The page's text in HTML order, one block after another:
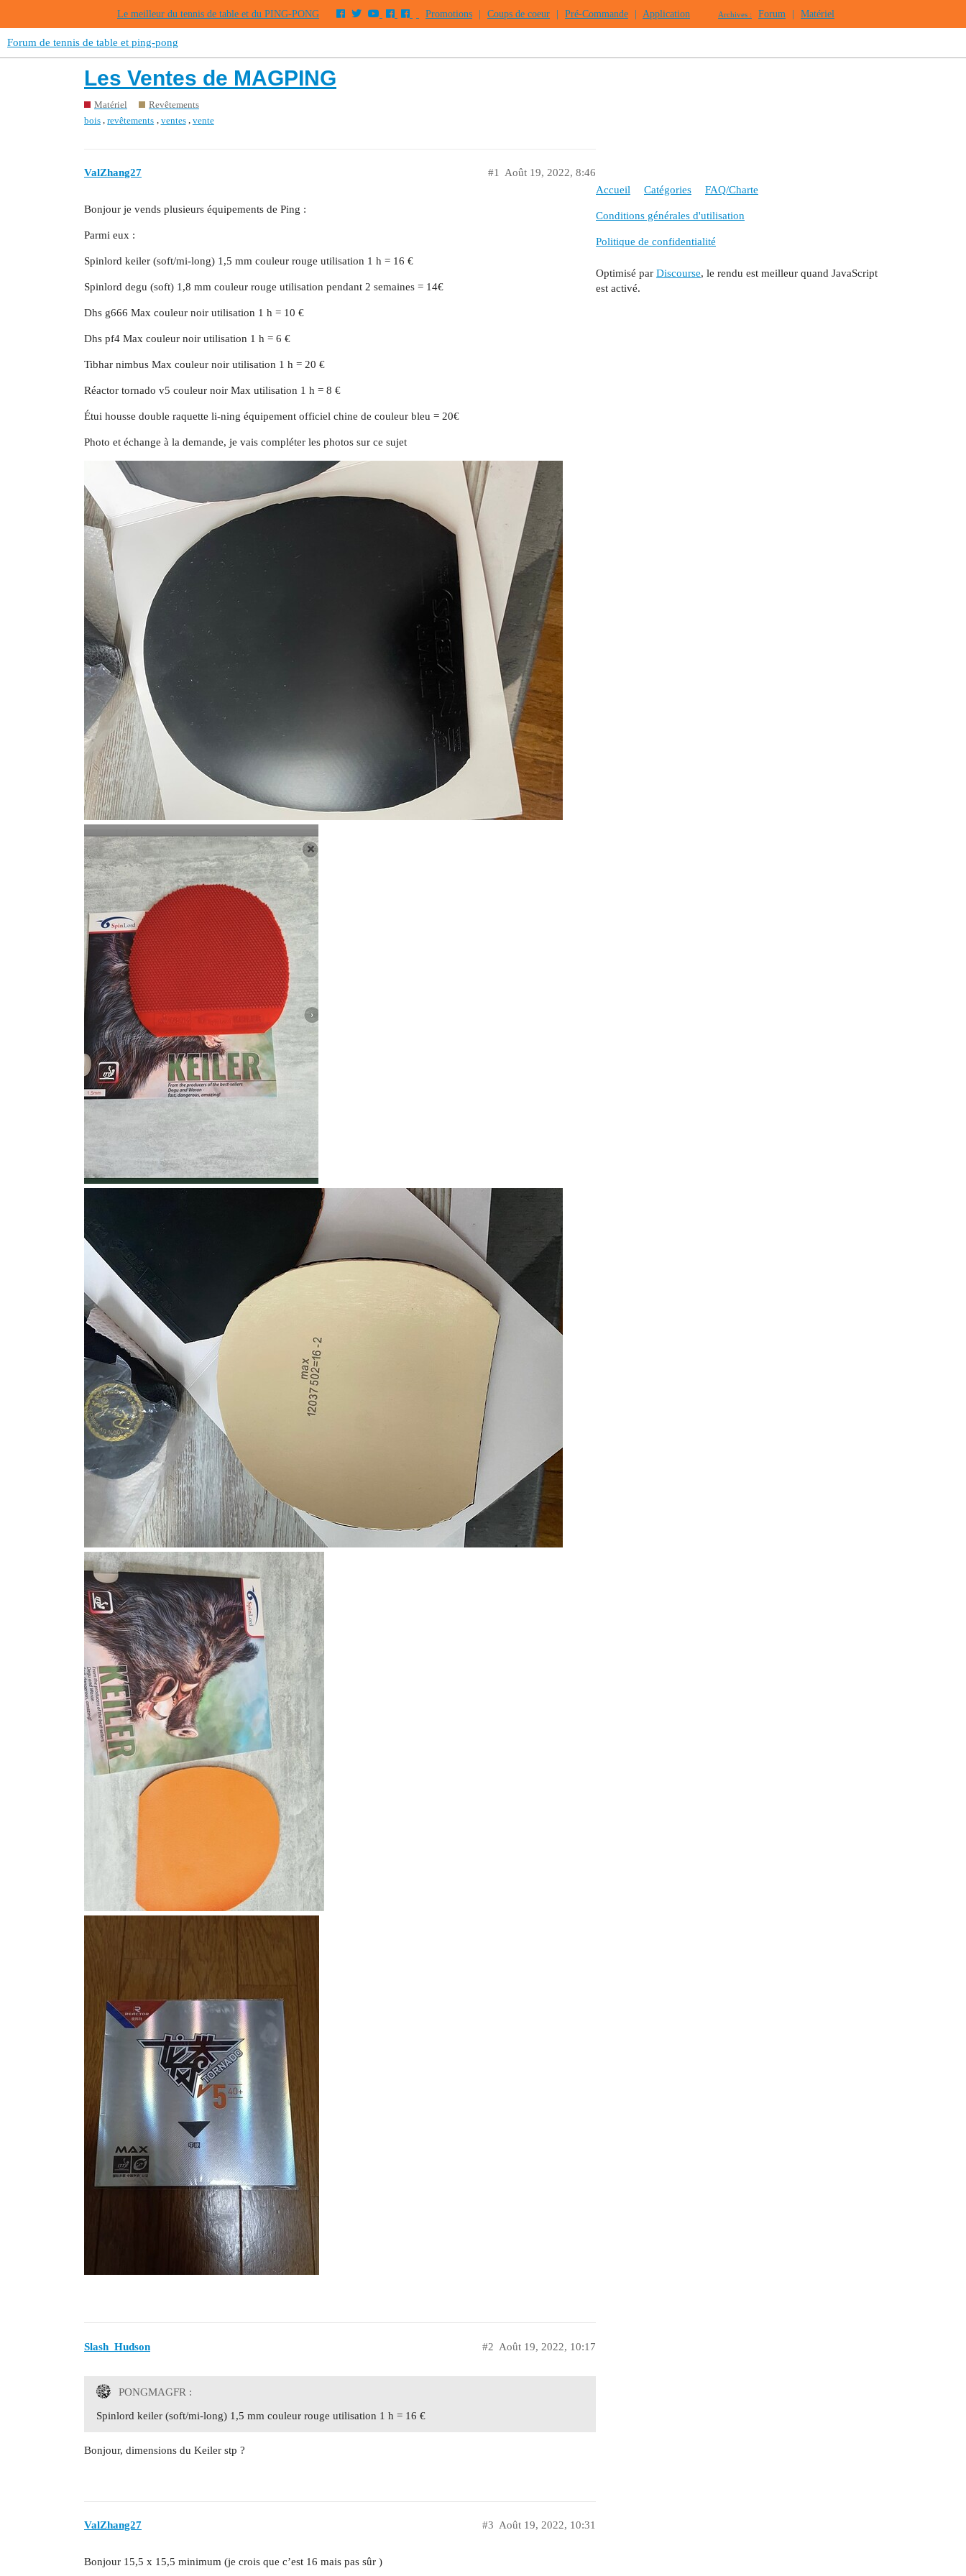
Le meilleur du tennis de table et du PING-PONG Promotions Coups de coeur Pré-Commande Application Archives : Forum Matériel
Forum de tennis de table et ping-pong
Les Ventes de MAGPING
Matériel
Revêtements
bois ,revêtements ventes vente
ValZhang27 Août 19, 2022, 8:46
#1
Bonjour je vends plusieurs équipements de Ping :
Parmi eux :
Spinlord keiler (soft/mi-long) 1,5 mm couleur rouge utilisation 1 h = 16 €
Spinlord degu (soft) 1,8 mm couleur rouge utilisation pendant 2 semaines = 14€
Dhs g666 Max couleur noir utilisation 1 h = 10 €
Dhs pf4 Max couleur noir utilisation 1 h = 6 €
Tibhar nimbus Max couleur noir utilisation 1 h = 20 €
Réactor tornado v5 couleur noir Max utilisation 1 h = 8 €
Étui housse double raquette li-ning équipement officiel chine de couleur bleu = 20€
Photo et échange à la demande, je vais compléter les photos sur ce sujet
Slash_Hudson Août 19, 2022, 10:17
#2
PONGMAGFR :
Spinlord keiler (soft/mi-long) 1,5 mm couleur rouge utilisation 1 h = 16 €
Bonjour, dimensions du Keiler stp ?
ValZhang27 Août 19, 2022, 10:31
#3
Bonjour 15,5 x 15,5 minimum (je crois que c’est 16 mais pas sûr )
Accueil Catégories FAQ/Charte
Conditions générales d'utilisation
Politique de confidentialité
Optimisé par Discourse, le rendu est meilleur quand JavaScript
est activé.